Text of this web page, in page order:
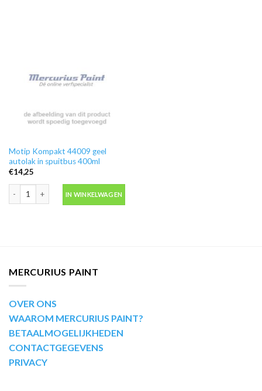
Motip Kompakt 44009 geel
autolak in spuitbus 400ml
€14,25
Motip Kompakt 44009 geel autolak in spuitbus 400ml aantal
IN WINKELWAGEN
MERCURIUS PAINT
OVER ONS
WAAROM MERCURIUS PAINT?
BETAALMOGELIJKHEDEN
CONTACTGEGEVENS
PRIVACY